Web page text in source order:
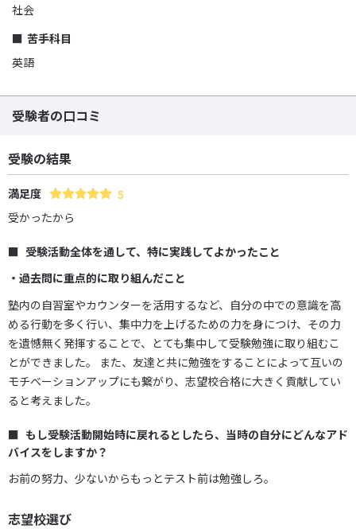
社会
苦手科目
英語
受験者の口コミ
受験の結果
満足度
5
受かったから
受験活動全体を通して、特に実践してよかったこと
・過去問に重点的に取り組んだこと
塾内の自習室やカウンターを活用するなど、自分の中での意識を高
める行動を多く行い、集中力を上げるための力を身につけ、その力
を遺憾無く発揮することで、とても集中して受験勉強に取り組むこ
とができました。 また、友達と共に勉強をすることによって互いの
モチベーションアップにも繋がり、志望校合格に大きく貢献してい
ると考えました。
もし受験活動開始時に戻れるとしたら、当時の自分にどんなアド
バイスをしますか？
お前の努力、少ないからもっとテスト前は勉強しろ。
志望校選び